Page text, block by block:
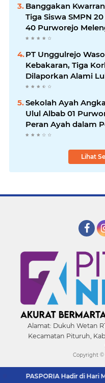
Banggakan
Tiga Siswa SMPN
40 Purworejo
Jamnas Cibubur
PT Unggulrejo
Kebakaran, Tiga
Dilaporkan Alami
Sekolah Ayah
Ulul Albab 01
Peran Ayah dalam
Anak
Lihat
Alamat: Dukuh Wetan
Kecamatan Pituruh,
Hadir di Hari Minggu,
Copyright ©